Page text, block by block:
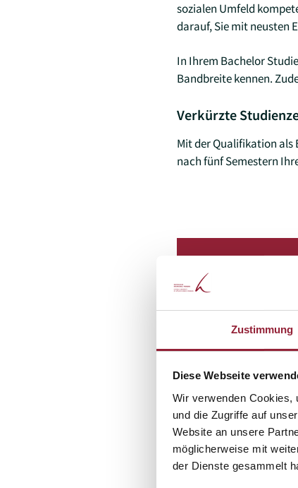
Zustimmung
Diese Webseite
Wir verwenden Cookies,
und die Zugriffe auf
Website an unsere
möglicherweise mit
der Dienste gesammelt
sozialen Umfeld
darauf, Sie mit neusten
In Ihrem Bachelor
Bandbreite kennen.
Verkürzte
Mit der Qualifikation als
nach fünf Semestern